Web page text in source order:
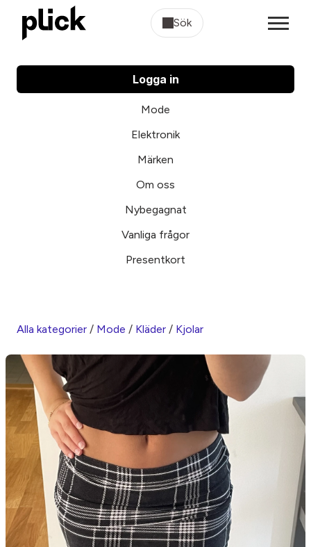
Sök
Logga in
Mode
Elektronik
Märken
Om oss
Nybegagnat
Vanliga frågor
Presentkort
Alla kategorier / Mode / Kläder / Kjolar